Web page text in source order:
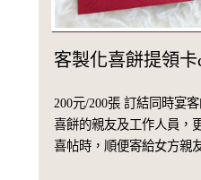
客製化喜餅提領卡
200元/200張 訂結同時宴
喜餅的親友及工作人員，
喜帖時，順便寄給女方親